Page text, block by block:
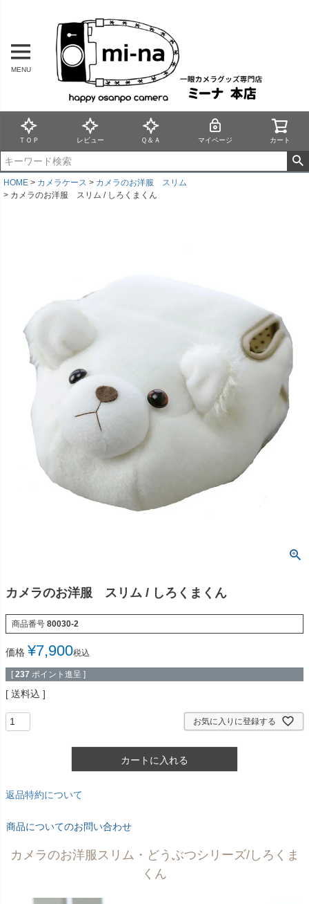
MENU
ＴＯＰ レビュー Ｑ＆Ａ マイページ カート
HOME カメラケース
カメラのお洋服 スリム
カメラのお洋服 スリム / しろくまくん
カメラのお洋服 スリム / しろくまくん
商品番号 80030-2
価格 ¥7,900税込
[ 237 ポイント進呈 ]
送料込
お気に入りに登録する
カートに入れる
返品特約について
商品についてのお問い合わせ
カメラのお洋服スリム・どうぶつシリーズ/しろくま
くん